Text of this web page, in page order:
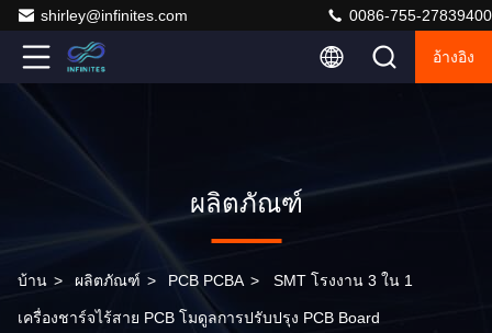
shirley@infinites.com 0086-755-27839400
อ้างอิง
ผลิตภัณฑ์
บ้าน > ผลิตภัณฑ์ > PCB PCBA > SMT โรงงาน 3 ใน 1
เครื่องชาร์จไร้สาย PCB โมดูลการปรับปรุง PCB Board